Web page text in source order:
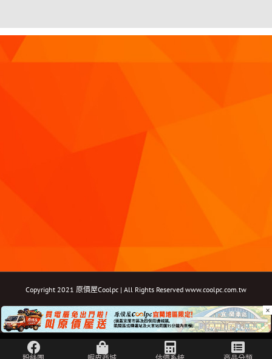
Copyright 2021 原價屋Coolpc | All Rights Reserved www.coolpc.com.tw
FacebookInstagramYouTubeTwitterEmail: ×